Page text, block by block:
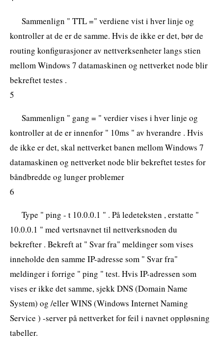
Sammenlign " TTL =" verdiene vist i hver linje og
kontroller at de er de samme. Hvis de ikke er det, bør de
routing konfigurasjoner av nettverksenheter langs stien
mellom Windows 7 datamaskinen og nettverket node blir
bekreftet testes .
5
Sammenlign " gang = " verdier vises i hver linje og
kontroller at de er innenfor " 10ms " av hverandre . Hvis
de ikke er det, skal nettverket banen mellom Windows 7
datamaskinen og nettverket node blir bekreftet testes for
båndbredde og lunger problemer
6
Type " ping - t 10.0.0.1 " . På ledeteksten , erstatte "
10.0.0.1 " med vertsnavnet til nettverksnoden du
bekrefter . Bekreft at " Svar fra" meldinger som vises
inneholde den samme IP-adresse som " Svar fra"
meldinger i forrige " ping " test. Hvis IP-adressen som
vises er ikke det samme, sjekk DNS (Domain Name
System) og /eller WINS (Windows Internet Naming
Service ) -server på nettverket for feil i navnet oppløsning
tabeller.